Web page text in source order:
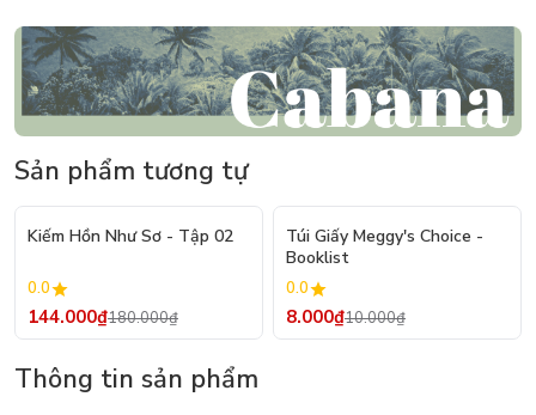
Sản phẩm tương tự
- 20%
Kiếm Hồn Như Sơ - Tập 02
0.0
144.000₫180.000₫
Túi Giấy Meggy's Choice -
Booklist
0.0
8.000₫10.000₫
Thông tin sản phẩm